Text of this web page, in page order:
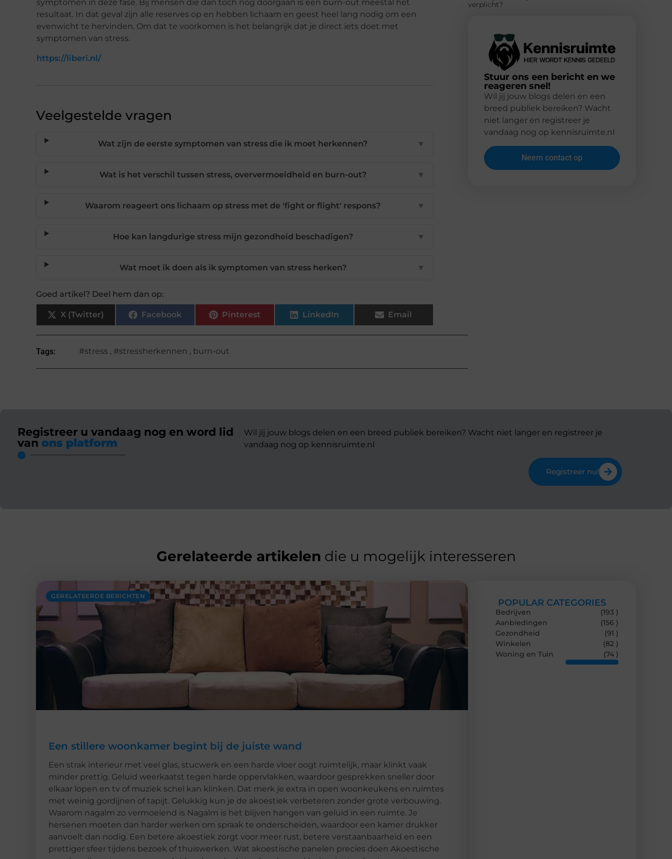
symptomen in deze fase. Bij mensen die dan toch nog doorgaan is een burn-out meestal het
resultaat. In dat geval zijn alle reserves op en hebben lichaam en geest heel lang nodig om een
evenwicht te hervinden. Om dat te voorkomen is het belangrijk dat je direct iets doet met
symptomen van stress.
https://liberi.nl/
Veelgestelde vragen
Wat zijn de eerste symptomen van stress die ik moet herkennen? ▼
Wat is het verschil tussen stress, oververmoeidheid en burn-out? ▼
Waarom reageert ons lichaam op stress met de 'fight or flight' respons? ▼
Hoe kan langdurige stress mijn gezondheid beschadigen? ▼
Wat moet ik doen als ik symptomen van stress herken? ▼
Goed artikel? Deel hem dan op:
X (Twitter) Facebook Pinterest LinkedIn Email
Tags: #stress ,#stressherkennen , burn-out
verplicht?
Stuur ons een bericht en we
reageren snel!
Wil jij jouw blogs delen en een
breed publiek bereiken? Wacht
niet langer en registreer je
vandaag nog op kennisruimte.nl
Neem contact op
Registreer u vandaag nog en word lid
van ons platform
Wil jij jouw blogs delen en een breed publiek bereiken? Wacht niet langer en registreer je
vandaag nog op kennisruimte.nl
Registreer nu!
Gerelateerde artikelen die u mogelijk interesseren
GERELATEERDE BERICHTEN
Een stillere woonkamer begint bij de juiste wand
Een strak interieur met veel glas, stucwerk en een harde vloer oogt ruimtelijk, maar klinkt vaak
minder prettig. Geluid weerkaatst tegen harde oppervlakken, waardoor gesprekken sneller door
elkaar lopen en tv of muziek schel kan klinken. Dat merk je extra in open woonkeukens en ruimtes
met weinig gordijnen of tapijt. Gelukkig kun je de akoestiek verbeteren zonder grote verbouwing.
Waarom nagalm zo vermoeiend is Nagalm is het blijven hangen van geluid in een ruimte. Je
hersenen moeten dan harder werken om spraak te onderscheiden, waardoor een kamer drukker
aanvoelt dan nodig. Een betere akoestiek zorgt voor meer rust, betere verstaanbaarheid en een
prettiger sfeer tijdens bezoek of thuiswerken. Wat akoestische panelen precies doen Akoestische
POPULAR CATEGORIES
Bedrijven
(193 )
Aanbiedingen
(156 )
Gezondheid
(91 )
Winkelen
(82 )
Woning en Tuin
(74 )